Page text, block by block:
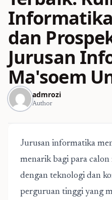
dan
Jurusan
Ma'soem
admrozi
Author
Jurusan informatika
menarik bagi para
dengan teknologi dan
perguruan tinggi yang